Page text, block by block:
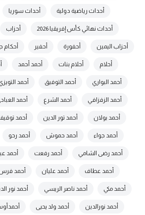
أحداث رياضية دولية أحداث سوريا
أحداث نهائي كأس إفريقيا 2026 أحزاب
أحزاب اليمين أحفورة أحفير أحكام
أحلام أحلام بنات أحمد أحمد
أحمد البواري أحمد التوفيق أحمد
أحمد الزفزافي أحمد الشرع أحمد
أحمد بولان أحمد تور الدين أحمد
أحمد جواء أحمد حموش أحمد رحو
أحمد رضى الشامي أحمد رفعت أحمد
أحمد عطاف أحمد عليان أحمد
أحمد مكي أحمد ناصر الريسي أحمد نور
أحمد نورالدين أحمد ولد يحيى